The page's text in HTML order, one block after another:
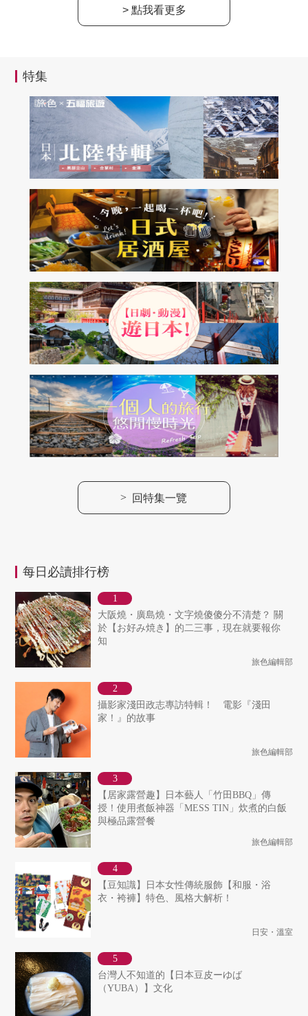
> 點我看更多
特集
> 回特集一覽
每日必讀排行榜
大阪燒・廣島燒・文字燒傻傻分不清楚？ 關
於【お好み焼き】的二三事，現在就要報你
知
旅色編輯部
攝影家淺田政志專訪特輯！ 電影『淺田
家！』的故事
旅色編輯部
【居家露營趣】日本藝人「竹田BBQ」傳
授！使用煮飯神器「MESS TIN」炊煮的白飯
與極品露營餐
旅色編輯部
【豆知識】日本女性傳統服飾【和服・浴
衣・袴褲】特色、風格大解析！
日安・溫室
台灣人不知道的【日本豆皮ーゆば
（YUBA）】文化